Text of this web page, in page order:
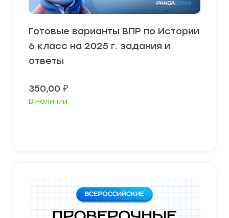
Готовые варианты ВПР по Истории
6 класс на 2025 г. задания и
ответы
350,00 ₽
В наличии